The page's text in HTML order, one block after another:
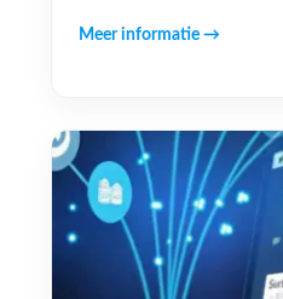
Meer informatie →